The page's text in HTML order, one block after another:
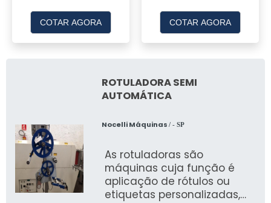
COTAR AGORA COTAR AGORA
ROTULADORA SEMI
AUTOMÁTICA
Nocelli Máquinas / - SP
As rotuladoras são
máquinas cuja função é
aplicação de rótulos ou
etiquetas personalizadas,